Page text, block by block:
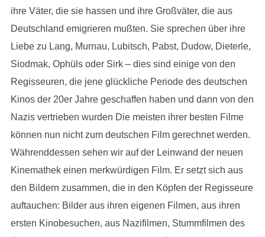
ihre Väter, die sie hassen und ihre Großväter, die aus
Deutschland emigrieren mußten. Sie sprechen über ihre
Liebe zu Lang, Murnau, Lubitsch, Pabst, Dudow, Dieterle,
Siodmak, Ophüls oder Sirk – dies sind einige von den
Regisseuren, die jene glückliche Periode des deutschen
Kinos der 20er Jahre geschaffen haben und dann von den
Nazis vertrieben wurden Die meisten ihrer besten Filme
können nun nicht zum deutschen Film gerechnet werden.
Währenddessen sehen wir auf der Leinwand der neuen
Kinemathek einen merkwürdigen Film. Er setzt sich aus
den Bildern zusammen, die in den Köpfen der Regisseure
auftauchen: Bilder aus ihren eigenen Filmen, aus ihren
ersten Kinobesuchen, aus Nazifilmen, Stummfilmen des